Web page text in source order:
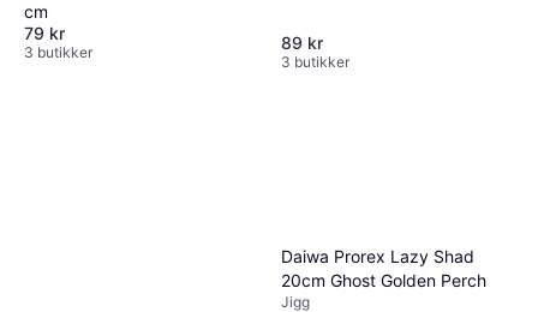
cm
79 kr
3 butikker 89 kr
3 butikker
Daiwa Prorex Lazy Shad
20cm Ghost Golden Perch
Jigg